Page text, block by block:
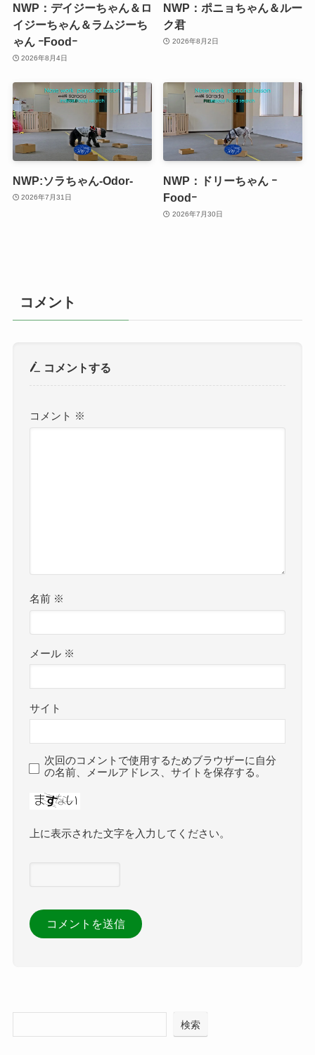
NWP：デイジーちゃん＆ロ
イジーちゃん＆ラムジーち
ゃん ｰFoodｰ
2026年8月4日
NWP：ポニョちゃん＆ルー
ク君
2026年8月2日
NWP:ソラちゃん-Odor-
2026年7月31日
NWP：ドリーちゃん ｰ
Foodｰ
2026年7月30日
コメント
コメントする
コメント ※
名前 ※
メール ※
サイト
次回のコメントで使用するためブラウザーに自分
の名前、メールアドレス、サイトを保存する。
上に表示された文字を入力してください。
検索